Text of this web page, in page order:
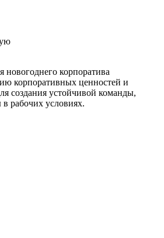
новогоднего корпоратива
корпоративных ценностей и
создания устойчивой команды,
рабочих условиях.